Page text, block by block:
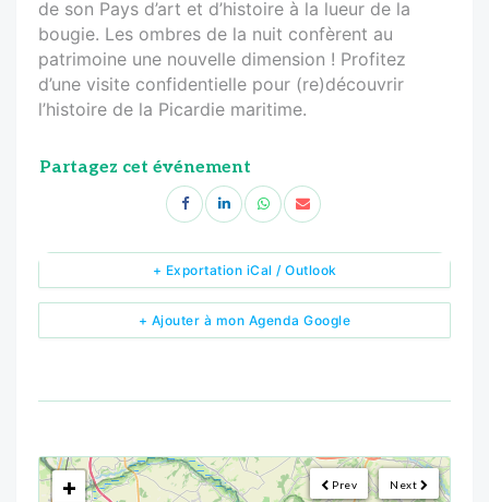
de son Pays d’art et d’histoire à la lueur de la
bougie. Les ombres de la nuit confèrent au
patrimoine une nouvelle dimension ! Profitez
d’une visite confidentielle pour (re)découvrir
l’histoire de la Picardie maritime.
Partagez cet événement
+ Ajouter à mon Agenda Google
+ Exportation iCal / Outlook
Next
Prev
<!---->
+